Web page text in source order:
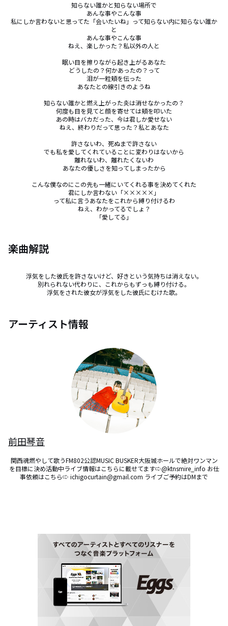
知らない誰かと知らない場所で
あんな事やこんな事
私にしか言わないと思ってた「会いたいね」って知らない内に知らない誰か
と
あんな事やこんな事
ねえ、楽しかった？私以外の人と
眠い目を擦りながら起き上がるあなた
どうしたの？何かあったの？って
泪が一粒頬を伝った
あなたとの線引きのようね
知らない誰かと燃え上がった炎は消せなかったの？
何度も目を見てと顔を寄せては頬を叩いた
あの時はバカだった、今は君しか愛せない
ねえ、終わりだって思った？私とあなた
許さないわ、死ぬまで許さない
でも私を愛してくれていることに変わりはないから
離れないわ、離れたくないわ
あなたの優しさを知ってしまったから
こんな僕なのにこの先も一緒にいてくれる事を決めてくれた
君にしか言わない「×××××」
って私に言うあなたをこれから縛り付けるわ
ねえ、わかってるでしょ？
「愛してる」
楽曲解説
浮気をした彼氏を許さないけど、好きという気持ちは消えない。
別れられない代わりに、これからもずっも縛り付ける。
浮気をされた彼女が浮気をした彼氏にむけた歌。
アーティスト情報
前田琴音
関西魂燃やして歌うFM802公認MUSIC BUSKER大阪城ホールで絶対ワンマン
を目標に決め活動中ライブ情報はこちらに載せてます⇨@ktnsmire_info お仕
事依頼はこちら⇨ ichigocurtain@gmail.com ライブご予約はDMまで